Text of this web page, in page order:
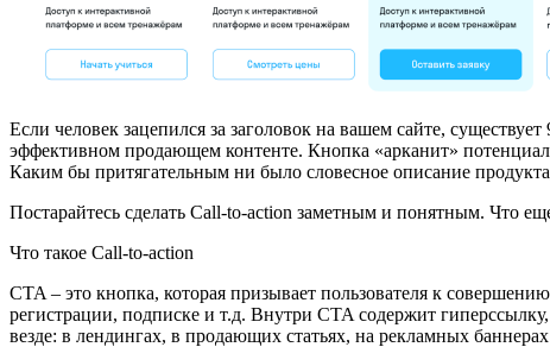
Если человек зацепился за заголовок на вашем сайте,
эффективном продающем контенте. Кнопка «арканит»
Каким бы притягательным ни было словесное описание
Постарайтесь сделать Call-to-action заметным и понятным. Что
Что такое Call-to-action
CTA – это кнопка, которая призывает пользователя к
регистрации, подписке и т.д. Внутри CTA содержит
везде: в лендингах, в продающих статьях, на рекламных